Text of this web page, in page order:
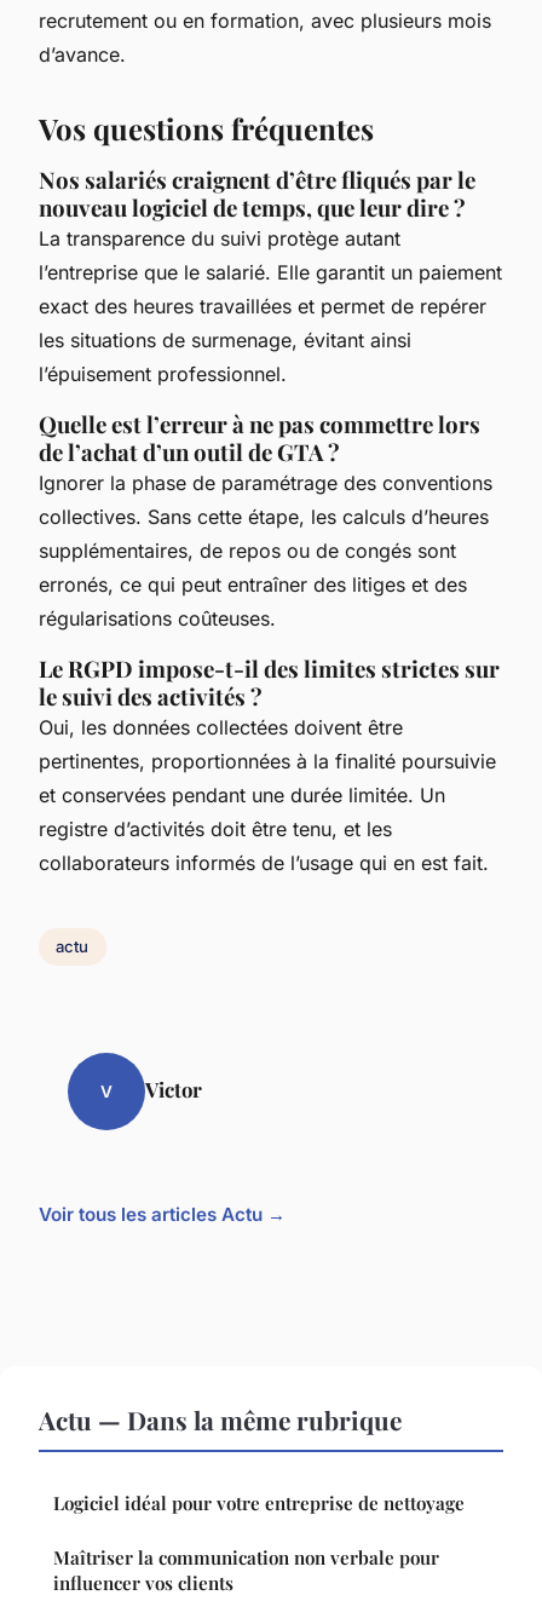
recrutement ou en formation, avec plusieurs mois
d’avance.
Vos questions fréquentes
Nos salariés craignent d’être fliqués par le
nouveau logiciel de temps, que leur dire ?
La transparence du suivi protège autant
l’entreprise que le salarié. Elle garantit un paiement
exact des heures travaillées et permet de repérer
les situations de surmenage, évitant ainsi
l’épuisement professionnel.
Quelle est l’erreur à ne pas commettre lors
de l’achat d’un outil de GTA ?
Ignorer la phase de paramétrage des conventions
collectives. Sans cette étape, les calculs d’heures
supplémentaires, de repos ou de congés sont
erronés, ce qui peut entraîner des litiges et des
régularisations coûteuses.
Le RGPD impose-t-il des limites strictes sur
le suivi des activités ?
Oui, les données collectées doivent être
pertinentes, proportionnées à la finalité poursuivie
et conservées pendant une durée limitée. Un
registre d’activités doit être tenu, et les
collaborateurs informés de l’usage qui en est fait.
actu
V Victor
Voir tous les articles Actu →
Actu — Dans la même rubrique
Logiciel idéal pour votre entreprise de nettoyage
Maîtriser la communication non verbale pour
influencer vos clients